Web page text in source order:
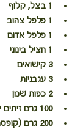
1 בצל, קלוף
1 פלפל צהוב
1 פלפל אדום
1 חציל בינוני
3 קישואים
3 עגבניות
2 כפות שמן
100 גרם זיתים ירוקים מגולענים
200 גרם